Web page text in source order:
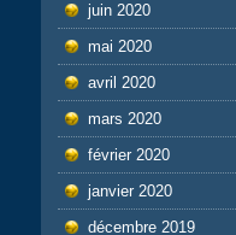
juin 2020
mai 2020
avril 2020
mars 2020
février 2020
janvier 2020
décembre 2019